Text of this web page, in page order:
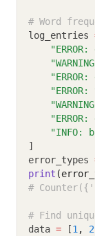
# Word
log_entries
"INFO:
]
error_types
print
#
# Find
data = [1 , 2